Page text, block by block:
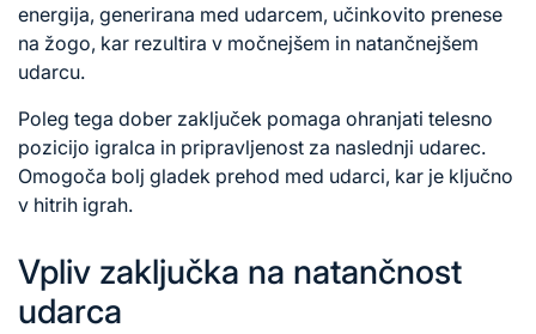
energija, generirana med udarcem, učinkovito prenese
na žogo, kar rezultira v močnejšem in natančnejšem
udarcu.
Poleg tega dober zaključek pomaga ohranjati telesno
pozicijo igralca in pripravljenost za naslednji udarec.
Omogoča bolj gladek prehod med udarci, kar je ključno
v hitrih igrah.
Vpliv zaključka na natančnost
udarca